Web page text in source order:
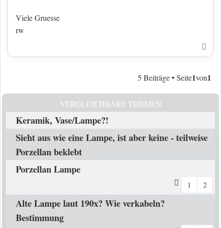
Viele Gruesse
rw
5 Beiträge • Seite1von1
VERGLEICHBARE THEMEN
Keramik, Vase/Lampe?!
Sieht aus wie eine Lampe, ist aber keine - teilweise
Porzellan beklebt
Porzellan Lampe
1 2
Alte Lampe laut 190x? Wie verkabeln?
Bestimmung